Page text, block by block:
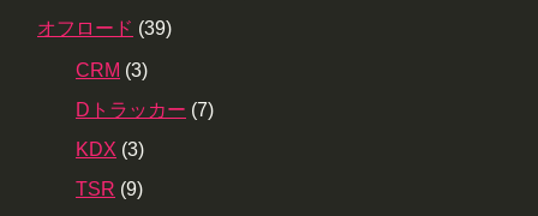
オフロード (39)
CRM (3)
Dトラッカー (7)
KDX (3)
TSR (9)